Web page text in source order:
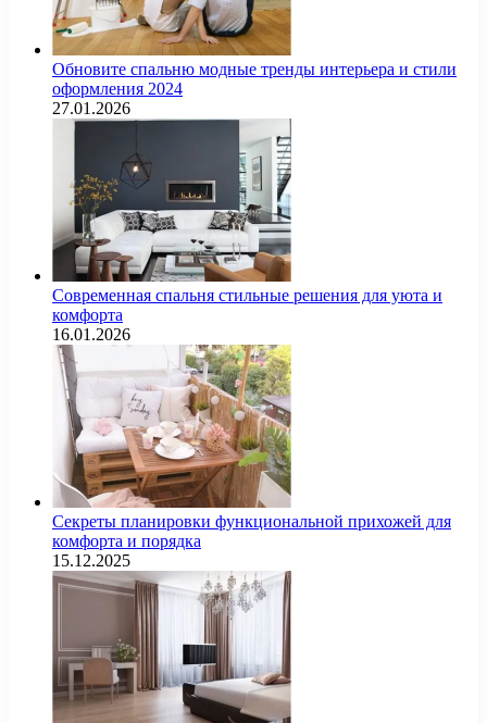
Обновите спальню модные тренды интерьера и стили
оформления 2024
27.01.2026
Современная спальня стильные решения для уюта и
комфорта
16.01.2026
Секреты планировки функциональной прихожей для
комфорта и порядка
15.12.2025